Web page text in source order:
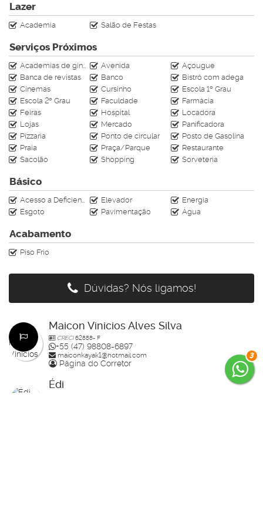
3
saber mais informações sobre esse imóvel
em nosso WhatsApp: 4799610-4009
Lazer
Academia Salão de Festas
Serviços Próximos
Academias de ginástica Avenida
Açougue
Banca de revistas
Banco
Bistrô com adega
Cinemas
Cursinho
Escola 1º Grau
Escola 2º Grau
Faculdade
Farmácia
Feiras
Hospital
Locadora
Lojas
Mercado
Panificadora
Pizzaria
Ponto de circular
Posto de Gasolina
Praia
Praça/Parque
Restaurante
Sacolão
Shopping Sorveteria
Básico
Acesso a Deficientes Elevador
Energia
Esgoto
Pavimentação Água
Acabamento
Piso Frio
Dúvidas? Nós ligamos!
Maicon Vinicios Alves Silva
CRECI62888- F
+55 (47) 98808-6897
maiconkayak1@hotmail.com
Página do Corretor
Édi